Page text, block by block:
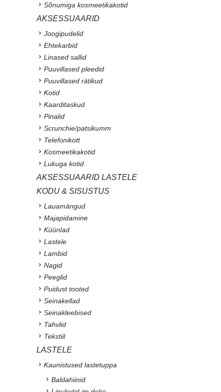
Sõnumiga kosmeetikakotid
AKSESSUAARID
Joogipudelid
Ehtekarbid
Linased sallid
Puuvillased pleedid
Puuvillased rätikud
Kotid
Kaarditaskud
Pinalid
Scrunchie/patsikumm
Telefonikott
Kosmeetikakotid
Lukuga kotid
AKSESSUAARID LASTELE
KODU & SISUSTUS
Lauamängud
Majapidamine
Küünlad
Lastele
Lambid
Nagid
Peeglid
Puidust tooted
Seinakellad
Seinakleebised
Tahvlid
Tekstiil
LASTELE
Kaunistused lastetuppa
Baldahiinid